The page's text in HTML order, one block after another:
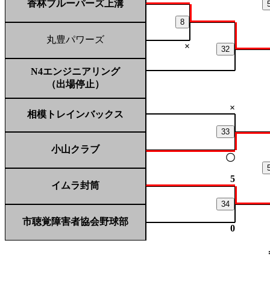
香林ブルーパーズ上溝
8
丸豊パワーズ
× 32
N4エンジニアリング
（出場停止）
相模トレインバックス
×
33
小山クラブ
〇
イムラ封筒
5
34
市聴覚障害者協会野球部
0